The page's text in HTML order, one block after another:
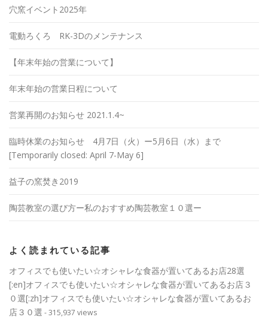
穴窯イベント2025年
電動ろくろ RK-3Dのメンテナンス
【年末年始の営業について】
年末年始の営業日程について
営業再開のお知らせ 2021.1.4~
臨時休業のお知らせ 4月7日（火）ー5月6日（水）まで
[Temporarily closed: April 7-May 6]
益子の窯焚き2019
陶芸教室の選び方ー私のおすすめ陶芸教室１０選ー
よく読まれている記事
オフィスでも使いたい☆オシャレな食器が置いてあるお店28選
[:en]オフィスでも使いたい☆オシャレな食器が置いてあるお店３
０選[:zh]オフィスでも使いたい☆オシャレな食器が置いてあるお
店３０選 - 315,937 views